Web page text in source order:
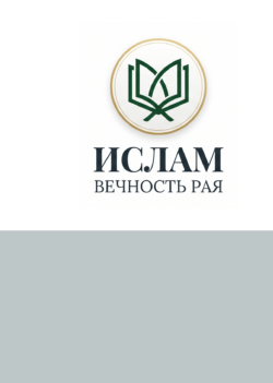
содержимому